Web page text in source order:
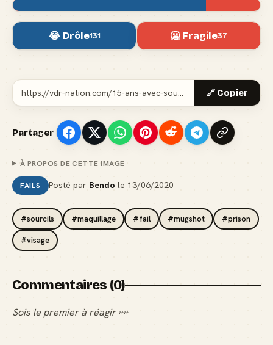
😂 Drôle131 🥶 Fragile37
🔗 Copier
Partager
À PROPOS DE CETTE IMAGE
FAILS Posté par Bendo le 13/06/2020
#sourcils #maquillage #fail #mugshot #prison
#visage
Commentaires (0)
Sois le premier à réagir 👀